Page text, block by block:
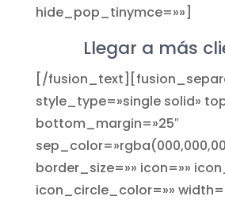
hide_pop_tinymce=»»]
Llegar a más
[/
style_type=»single solid»
bottom_margin=»25″
border_size=»» icon=»»
icon_circle_color=»»